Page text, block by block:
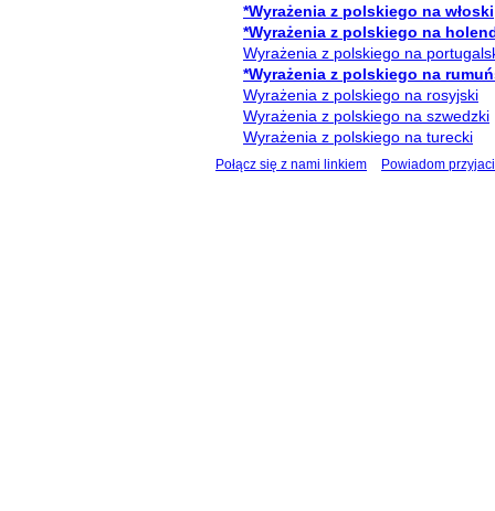
*Wyrażenia z polskiego na włoski
*Wyrażenia z polskiego na
Wyrażenia z polskiego na
*Wyrażenia z polskiego na
Wyrażenia z polskiego na rosyjski
Wyrażenia z polskiego na szwedzki
Wyrażenia z polskiego na turecki
Połącz się z nami linkiem Powiadom